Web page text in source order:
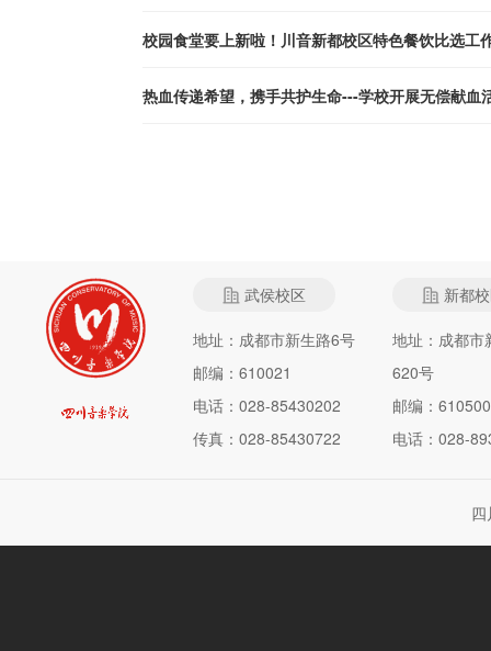
校园食堂要上新啦！川音新都校区特色餐饮比选工
热血传递希望，携手共护生命---学校开展无偿献血
武侯校区
地址：成都市新生路6号
邮编：610021
电话：028-85430202
传真：028-85430722
新都
地址：成都市
620号
邮编：610500
电话：028-